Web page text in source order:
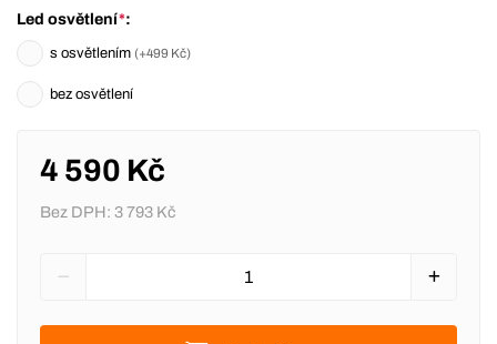
Led osvětlení*:
s osvětlením (+499 Kč)
bez osvětlení
4 590 Kč
Bez DPH: 3 793 Kč